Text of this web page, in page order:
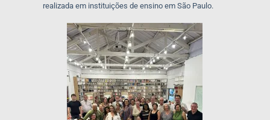
realizada em instituições de ensino em São Paulo.